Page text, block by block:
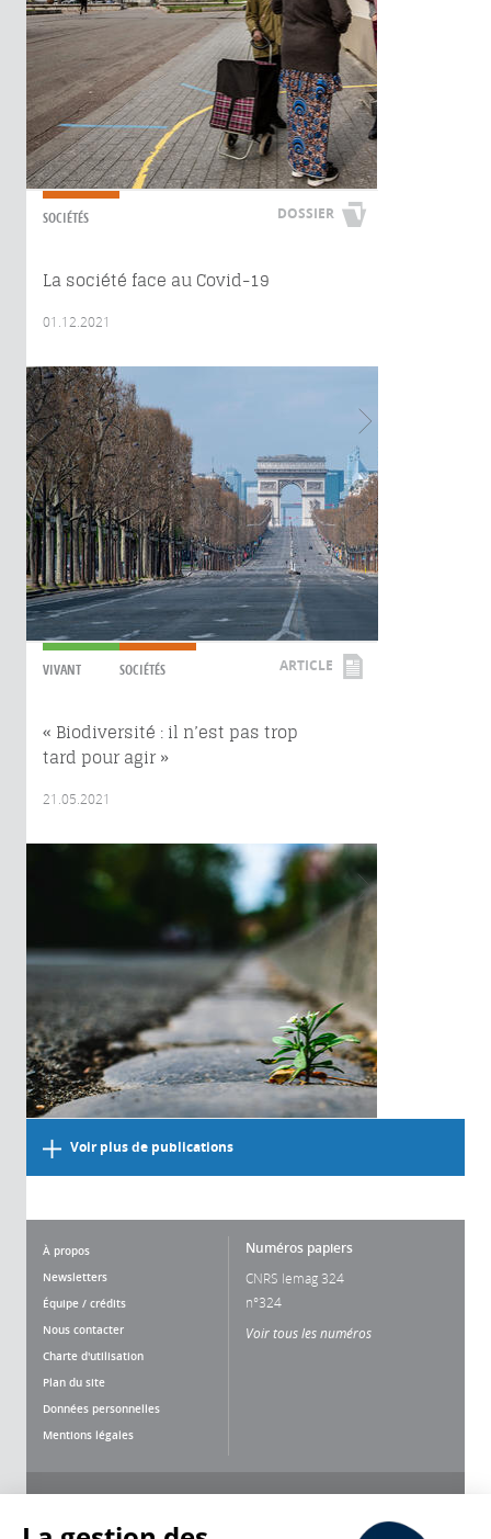
SOCIÉTÉS DOSSIER
La société face au Covid-19
01.12.2021
VIVANT SOCIÉTÉS ARTICLE
« Biodiversité : il n’est pas trop
tard pour agir »
21.05.2021
Voir plus de publications
À propos
Newsletters
Équipe / crédits
Nous contacter
Charte d'utilisation
Plan du site
Données personnelles
Mentions légales
Numéros papiers
CNRS lemag 324
n°324
Voir tous les numéros